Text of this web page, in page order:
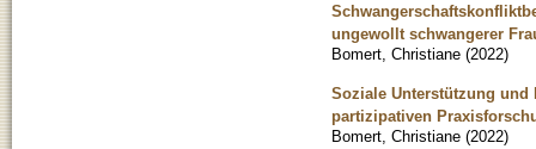
ungewollt schwangerer
Bomert, Christiane (2022)
Soziale Unterstützung
partizipativen
Bomert, Christiane (2022)